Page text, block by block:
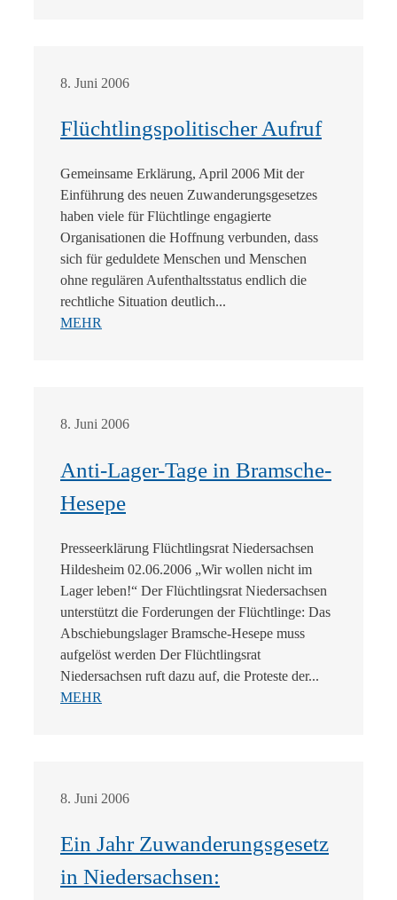
8. Juni 2006
Flüchtlingspolitischer Aufruf
Gemeinsame Erklärung, April 2006 Mit der
Einführung des neuen Zuwanderungsgesetzes
haben viele für Flüchtlinge engagierte
Organisationen die Hoffnung verbunden, dass
sich für geduldete Menschen und Menschen
ohne regulären Aufenthaltsstatus endlich die
rechtliche Situation deutlich...
MEHR
8. Juni 2006
Anti-Lager-Tage in Bramsche-
Hesepe
Presseerklärung Flüchtlingsrat Niedersachsen
Hildesheim 02.06.2006 „Wir wollen nicht im
Lager leben!“ Der Flüchtlingsrat Niedersachsen
unterstützt die Forderungen der Flüchtlinge: Das
Abschiebungslager Bramsche-Hesepe muss
aufgelöst werden Der Flüchtlingsrat
Niedersachsen ruft dazu auf, die Proteste der...
MEHR
8. Juni 2006
Ein Jahr Zuwanderungsgesetz
in Niedersachsen: